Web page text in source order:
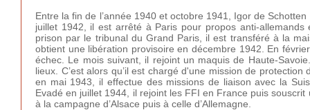
Entre la fin de l’année 1940 et octobre 1941, Igor de
juillet 1942, il est arrêté à Paris pour propos anti-
prison par le tribunal du Grand Paris, il est transféré à la
obtient une libération provisoire en décembre 1942. En
échec. Le mois suivant, il rejoint un maquis de Haute-
lieux. C’est alors qu’il est chargé d'une mission de
en mai 1943, il effectue des missions de liaison avec la
Evadé en juillet 1944, il rejoint les FFI en France puis
à la campagne d’Alsace puis à celle d’Allemagne.